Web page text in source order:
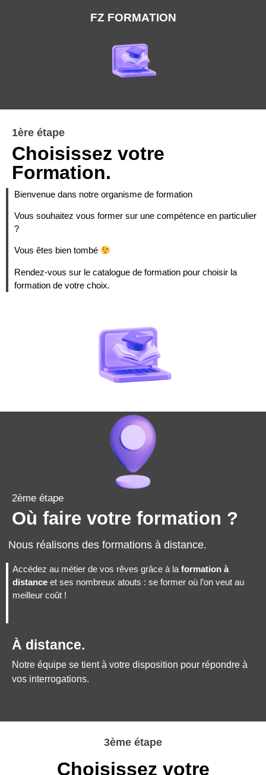
FZ FORMATION
1ère étape
Choisissez votre
Formation.
Bienvenue dans notre organisme de formation
Vous souhaitez vous former sur une compétence en particulier
?
Vous êtes bien tombé
Rendez-vous sur le catalogue de formation pour choisir la
formation de votre choix.
2ème étape
Où faire votre formation ?
Nous réalisons des formations à distance.
Accédez au métier de vos rêves grâce à la formation à
distance et ses nombreux atouts : se former où l’on veut au
meilleur coût !
À distance.
Notre équipe se tient à votre disposition pour répondre à
vos interrogations.
3ème étape
Choisissez votre